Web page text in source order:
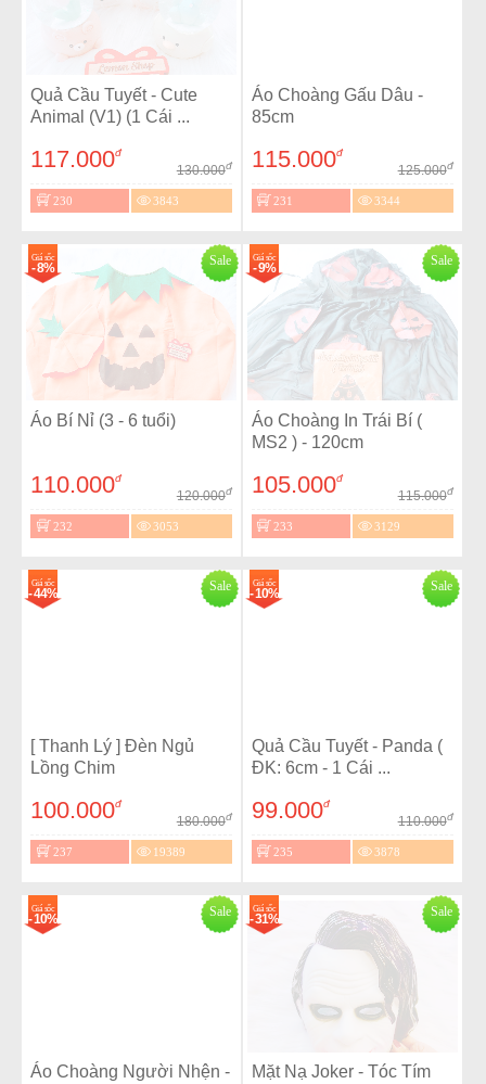
Quả Cầu Tuyết - Cute
Animal (V1) (1 Cái ...
117.000đ
130.000đ
230 3843
Áo Choàng Gấu Dâu -
85cm
115.000đ
125.000đ
231 3344
Sale
Giá sốc
- 8%
Áo Bí Nỉ (3 - 6 tuổi)
110.000đ
120.000đ
232 3053
Sale
Giá sốc
- 9%
Áo Choàng In Trái Bí (
MS2 ) - 120cm
105.000đ
115.000đ
233 3129
Sale
Giá sốc
- 44%
[ Thanh Lý ] Đèn Ngủ
Lồng Chim
100.000đ
180.000đ
237 19389
Sale
Giá sốc
- 10%
Quả Cầu Tuyết - Panda (
ĐK: 6cm - 1 Cái ...
99.000đ
110.000đ
235 3878
Sale
Giá sốc
- 10%
Áo Choàng Người Nhện -
Sale
Giá sốc
- 31%
Mặt Nạ Joker - Tóc Tím